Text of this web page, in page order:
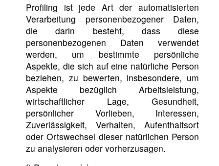
Profiling ist jede Art der automatisierten
Verarbeitung personenbezogener Daten,
die darin besteht, dass diese
personenbezogenen Daten verwendet
werden, um bestimmte persönliche
Aspekte, die sich auf eine natürliche Person
beziehen, zu bewerten, insbesondere, um
Aspekte bezüglich Arbeitsleistung,
wirtschaftlicher Lage, Gesundheit,
persönlicher Vorlieben, Interessen,
Zuverlässigkeit, Verhalten, Aufenthaltsort
oder Ortswechsel dieser natürlichen Person
zu analysieren oder vorherzusagen.